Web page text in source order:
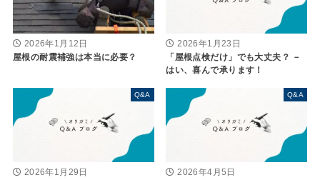
2026年1月12日
屋根の耐震補強は本当に必要？
2026年1月23日
「屋根点検だけ」でも大丈夫？ －
はい、喜んで承ります！
Q&A
2026年1月29日
Q&A
2026年4月5日